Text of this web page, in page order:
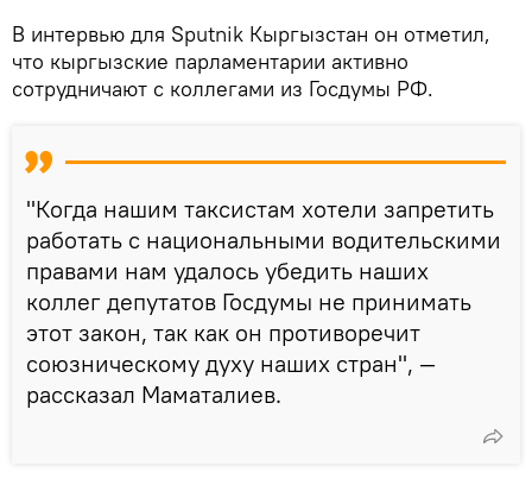
В интервью для Sputnik Кыргызстан он отметил,
что кыргызские парламентарии активно
сотрудничают с коллегами из Госдумы РФ.
"Когда нашим таксистам хотели запретить
работать с национальными водительскими
правами нам удалось убедить наших
коллег депутатов Госдумы не принимать
этот закон, так как он противоречит
союзническому духу наших стран", —
рассказал Маматалиев.